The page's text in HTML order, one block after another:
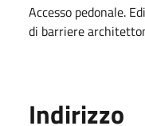
Accesso pedonale.
di barriere
Indirizzo